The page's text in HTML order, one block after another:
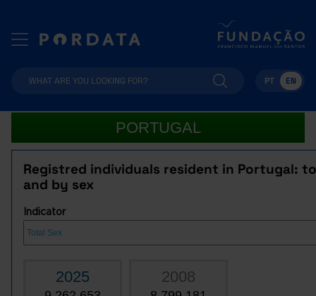
PT EN
PORTUGAL
Registred individuals resident in Portugal:
and by sex
Indicator
2025 2008